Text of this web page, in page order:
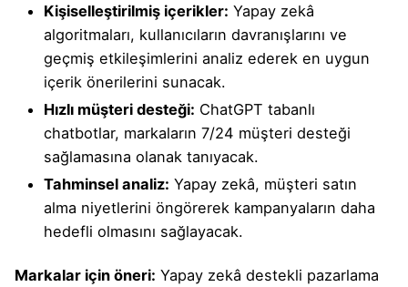
Kişiselleştirilmiş içerikler: Yapay zekâ
algoritmaları, kullanıcıların davranışlarını ve
geçmiş etkileşimlerini analiz ederek en uygun
içerik önerilerini sunacak.
Hızlı müşteri desteği: ChatGPT tabanlı
chatbotlar, markaların 7/24 müşteri desteği
sağlamasına olanak tanıyacak.
Tahminsel analiz: Yapay zekâ, müşteri satın
alma niyetlerini öngörerek kampanyaların daha
hedefli olmasını sağlayacak.
Markalar için öneri: Yapay zekâ destekli pazarlama